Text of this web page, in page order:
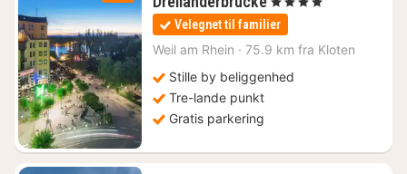
nat
fra
778
Velegnet til familier
Weil am Rhein · 75.9 km fra Kloten
Stille by beliggenhed
Tre-lande punkt
Gratis parkering